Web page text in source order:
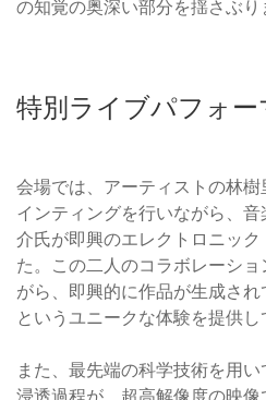
の知覚の奥深い部分を揺さぶり
特別ライブパフォ
会場では、アーティストの林
インティングを行いながら、
介氏が即興のエレクトロニッ
た。この二人のコラボレーシ
がら、即興的に作品が生成さ
というユニークな体験を提供し
また、最先端の科学技術を用
浸透過程が、超高解像度の映